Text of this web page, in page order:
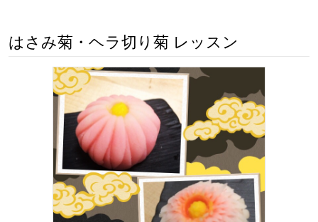
はさみ菊・ヘラ切り菊 レッスン